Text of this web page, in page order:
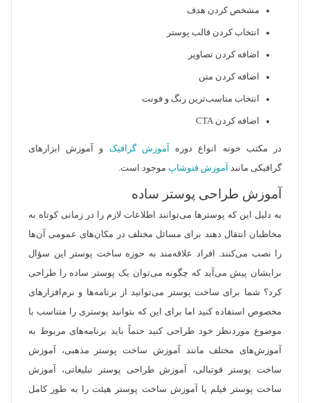
مشخص کردن هدف
انتخاب کردن قالب پوستر
اضافه کردن تصاویر
اضافه کردن متن
انتخاب مناسب‌ترین رنگ و فونت
اضافه کردن CTA
در مکتب خونه انواع دوره آموزش گرافیک و آموزش ابزارهای
گرافیکی مانند آموزش فتوشاپ موجود است.
آموزش طراحی پوستر ساده
به دلیل این که پوسترها می‌توانند اطلاعات لازم را در زمانی کوتاه به
مخاطبان انتقال دهند برای مسائل مختلف در مکان‌های عمومی آن‌ها
را نصب می‌کنند. افراد علاقه‌مند به حوزه ساخت پوستر این سؤال
برایشان پیش می‌آید که چگونه می‌توان یک پوستر ساده را طراحی
کرد؟ شما برای ساخت پوستر می‌توانید از برنامه‌ها و نرم‌افزارهای
مخصوص استفاده کنید اما برای این که بتوانید پوستری را متناسب با
موضوع موردنظر خود طراحی کنید حتماً باید برنامه‌های مربوط به
آموزش‌های مختلف مانند آموزش ساخت پوستر مذهبی، آموزش
ساخت پوستر فوتبالی، آموزش طراحی پوستر تبلیغاتی، آموزش
ساخت پوستر فیلم یا آموزش ساخت پوستر هیئت را به طور کامل